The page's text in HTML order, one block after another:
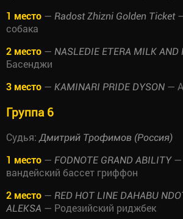
1 место — Radost Zhizni Golden Ticket
собака
2 место — NASLEDIE ETERA MILK AND
Басенджи
3 место — KAMINARI PRIDE DYSON —
Группа 6
Судья: Дмитрий Трофимов (Россия)
1 место — FODNOTE GRAND ABILITY—
вандейский бассет гриффон
2 место — RED HOT LINE DAHABU
ALEKSA — Родезийский риджбек